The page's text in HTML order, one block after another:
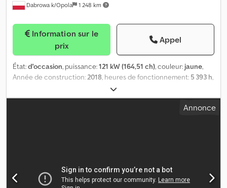
Dabrowa k/Opola 1 248 km
prix
Appel
État:d'occasion, puissance:121 kW (164,51 ch), couleur: jaune,
Année de construction:2018, heures de fonctionnement: 5 393 h,
, = Plus d'options et d'accessoires = -
Climate control - Radio Cedpfoznul Uex Ak Eoha = Plus
Annonce